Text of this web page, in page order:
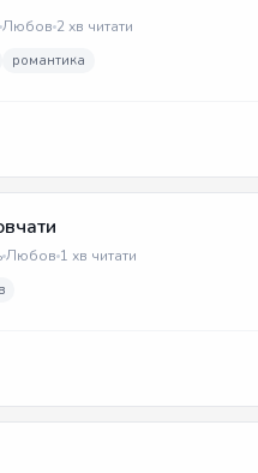
Любов 2 хв читати
романтика
Любов 1 хв читати